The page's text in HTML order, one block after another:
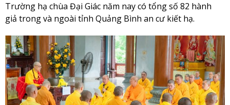
Trường hạ chùa Đại Giác năm nay có tổng số 82 hành
giả trong và ngoài tỉnh Quảng Bình an cư kiết hạ.